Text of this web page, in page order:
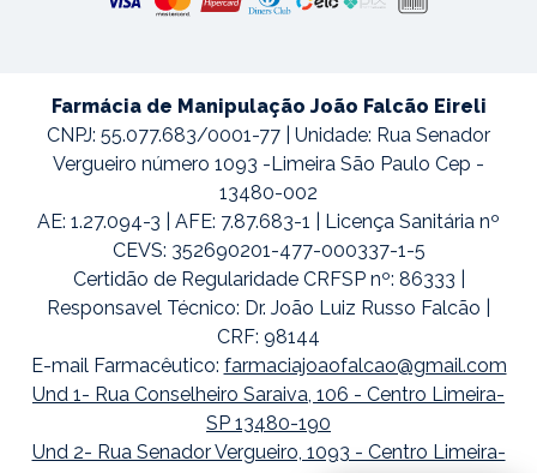
Farmácia de Manipulação João Falcão Eireli
CNPJ: 55.077.683/0001-77 | Unidade: Rua Senador
Vergueiro número 1093 -Limeira São Paulo Cep -
13480-002
AE: 1.27.094-3 | AFE: 7.87.683-1 | Licença Sanitária nº
CEVS: 352690201-477-000337-1-5
Certidão de Regularidade CRFSP nº: 86333 |
Responsavel Técnico: Dr. João Luiz Russo Falcão |
CRF: 98144
E-mail Farmacêutico: farmaciajoaofalcao@gmail.com
Und 1- Rua Conselheiro Saraiva, 106 - Centro Limeira-
SP 13480-190
Und 2- Rua Senador Vergueiro, 1093 - Centro Limeira-